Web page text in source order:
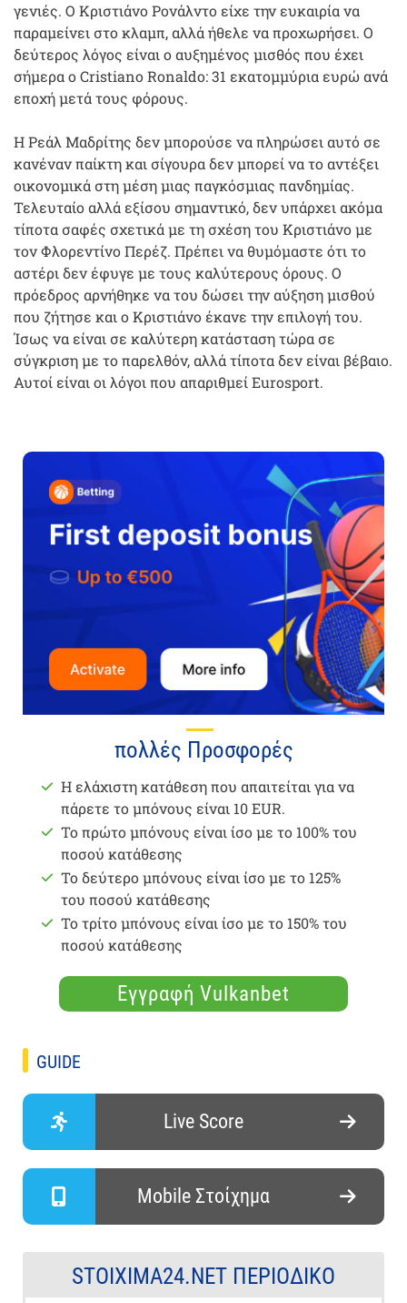
γενιές. Ο Κριστιάνο Ρονάλντο είχε την ευκαιρία να
παραμείνει στο κλαμπ, αλλά ήθελε να προχωρήσει. Ο
δεύτερος λόγος είναι ο αυξημένος μισθός που έχει
σήμερα ο Cristiano Ronaldo: 31 εκατομμύρια ευρώ ανά
εποχή μετά τους φόρους.
Η Ρεάλ Μαδρίτης δεν μπορούσε να πληρώσει αυτό σε
κανέναν παίκτη και σίγουρα δεν μπορεί να το αντέξει
οικονομικά στη μέση μιας παγκόσμιας πανδημίας.
Τελευταίο αλλά εξίσου σημαντικό, δεν υπάρχει ακόμα
τίποτα σαφές σχετικά με τη σχέση του Κριστιάνο με
τον Φλορεντίνο Περέζ. Πρέπει να θυμόμαστε ότι το
αστέρι δεν έφυγε με τους καλύτερους όρους. Ο
πρόεδρος αρνήθηκε να του δώσει την αύξηση μισθού
που ζήτησε και ο Κριστιάνο έκανε την επιλογή του.
Ίσως να είναι σε καλύτερη κατάσταση τώρα σε
σύγκριση με το παρελθόν, αλλά τίποτα δεν είναι βέβαιο.
Αυτοί είναι οι λόγοι που απαριθμεί Eurosport.
πολλές Προσφορές
Η ελάχιστη κατάθεση που απαιτείται για να
πάρετε το μπόνους είναι 10 EUR.
Το πρώτο μπόνους είναι ίσο με το 100% του
ποσού κατάθεσης
Το δεύτερο μπόνους είναι ίσο με το 125%
του ποσού κατάθεσης
Το τρίτο μπόνους είναι ίσο με το 150% του
ποσού κατάθεσης
Εγγραφή Vulkanbet
GUIDE
Live Score
Mobile Στοίχημα
STOIXIMA24.NET ΠΕΡΙΟΔΙΚΌ